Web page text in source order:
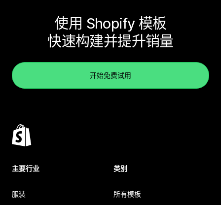
使用 Shopify 模板
快速构建并提升销量
开始免费试用
主要行业
服装
类别
所有模板